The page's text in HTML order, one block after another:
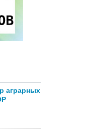
аграрных